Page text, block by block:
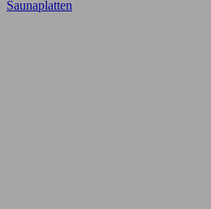
Saunaplatten